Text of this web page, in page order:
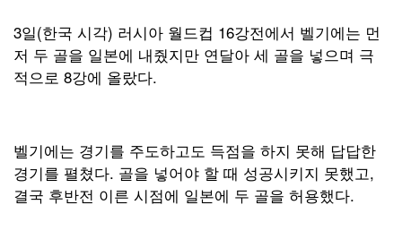
3일(한국 시각) 러시아 월드컵 16강전에서 벨기에는 먼
저 두 골을 일본에 내줬지만 연달아 세 골을 넣으며 극
적으로 8강에 올랐다.
벨기에는 경기를 주도하고도 득점을 하지 못해 답답한
경기를 펼쳤다. 골을 넣어야 할 때 성공시키지 못했고,
결국 후반전 이른 시점에 일본에 두 골을 허용했다.